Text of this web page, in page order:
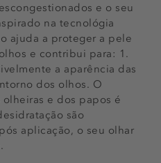
e o seu
na tecnológia
ajuda a proteger a pele
e contribui para: 1.
a aparência das
dos olhos. O
e dos papos é
são
aplicação, o seu olhar